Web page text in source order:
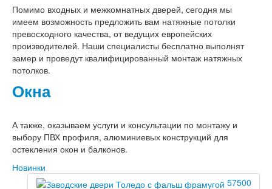
Двери Альберо
Альянс
Вест
Галерея
Геометрия
Мегаполис ГЛ
Неоклассика Про
Скин
Двери ВанМарк
Помимо входных и межкомнатных дверей, сегодня мы
имеем возможность предложить вам натяжные потолки
превосходного качества, от ведущих европейских
производителей. Наши специалисты бесплатно выполнят
замер и проведут квалифицированный монтаж натяжных
потолков.
Окна
А также, оказываем услуги и консультации по монтажу и
выбору ПВХ профиля, алюминиевых конструкций для
остекления окон и балконов.
Новинки
57500